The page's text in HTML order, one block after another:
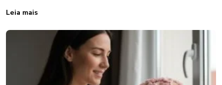
Leia mais